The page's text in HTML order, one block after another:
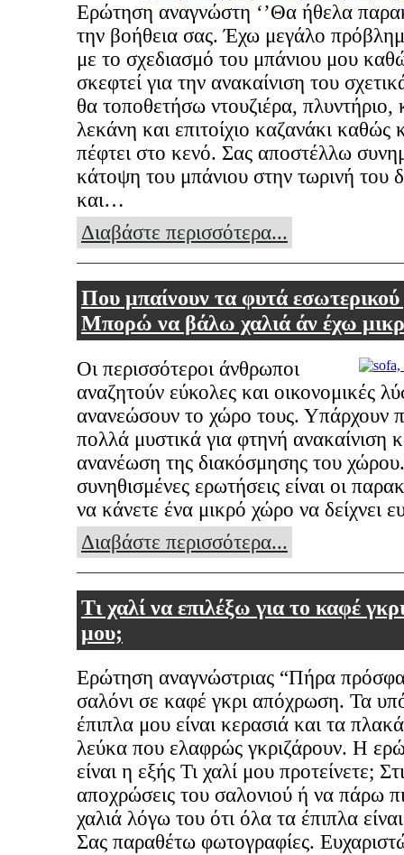
Ερώτηση αναγνώστη ‘’Θα ήθελα
την βοήθεια σας. Έχω μεγάλο
με το σχεδιασμό του μπάνιου μου
σκεφτεί για την ανακαίνιση του
θα τοποθετήσω ντουζιέρα, πλυντήριο,
λεκάνη και επιτοίχιο καζανάκι καθώς
πέφτει στο κενό. Σας αποστέλλω
κάτοψη του μπάνιου στην τωρινή του
και…
Διαβάστε περισσότερα...
Που μπαίνουν τα φυτά
Μπορώ να βάλω χαλιά άν έχω
Οι περισσότεροι άνθρωποι
αναζητούν εύκολες και οικονομικές
ανανεώσουν το χώρο τους. Υπάρχουν
πολλά μυστικά για φτηνή ανακαίνιση
ανανέωση της διακόσμησης του
συνηθισμένες ερωτήσεις είναι οι
να κάνετε ένα μικρό χώρο να δείχνει
Διαβάστε περισσότερα...
Τι χαλί να επιλέξω για το καφέ
μου;
Ερώτηση αναγνώστριας “Πήρα
σαλόνι σε καφέ γκρι απόχρωση. Τα
έπιπλα μου είναι κερασιά και τα
λεύκα που ελαφρώς γκριζάρουν. Η
είναι η εξής Τι χαλί μου προτείνετε;
αποχρώσεις του σαλονιού ή να πάρω
χαλιά λόγω του ότι όλα τα έπιπλα
Σας παραθέτω φωτογραφίες.